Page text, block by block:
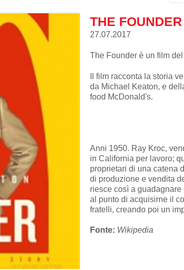
THE FOUNDER
27.07.2017
The Founder è un film
Il film racconta la storia
da Michael Keaton, e
food McDonald's.
Anni 1950. Ray Kroc,
in California per lavoro;
proprietari di una catena
di produzione e vendita
riesce così a
al punto di acquisirne il
fratelli, creando poi un
Fonte: Wikipedia